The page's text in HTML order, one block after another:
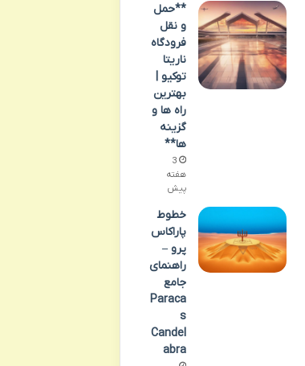
**حمل
و نقل
فرودگاه
ناریتا
توکیو |
بهترین
راه ها و
گزینه
ها**
3
هفته
پیش
خطوط
پاراکاس
پرو –
راهنمای
جامع
Paraca
s
Candel
abra